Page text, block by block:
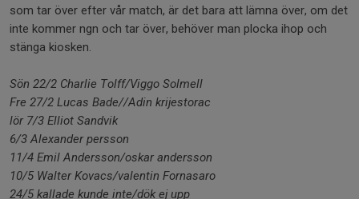
som tar över efter vår match, är det bara att lämna över, om det
inte kommer ngn och tar över, behöver man plocka ihop och
stänga kiosken.
Sön 22/2 Charlie Tolff/Viggo Solmell
Fre 27/2 Lucas Bade//Adin krijestorac
lör 7/3 Elliot Sandvik
6/3 Alexander persson
11/4 Emil Andersson/oskar andersson
10/5 Walter Kovacs/valentin Fornasaro
24/5 kallade kunde inte/dök ej upp